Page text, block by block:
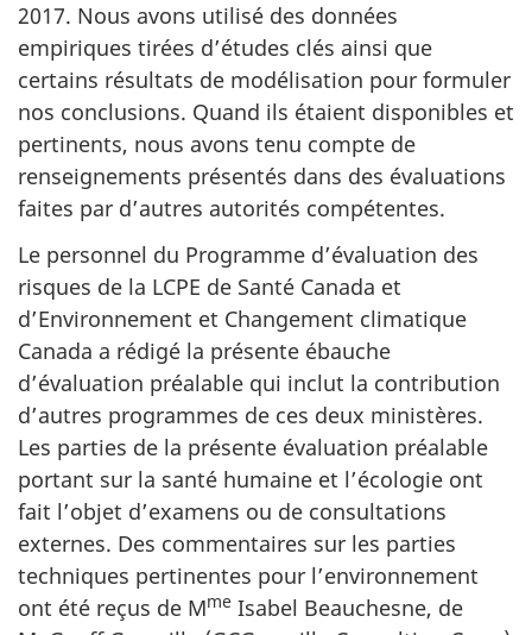
2017. Nous avons utilisé des données
empiriques tirées d’études clés ainsi que
certains résultats de modélisation pour formuler
nos conclusions. Quand ils étaient disponibles et
pertinents, nous avons tenu compte de
renseignements présentés dans des évaluations
faites par d’autres autorités compétentes.
Le personnel du Programme d’évaluation des
risques de la LCPE de Santé Canada et
d’Environnement et Changement climatique
Canada a rédigé la présente ébauche
d’évaluation préalable qui inclut la contribution
d’autres programmes de ces deux ministères.
Les parties de la présente évaluation préalable
portant sur la santé humaine et l’écologie ont
fait l’objet d’examens ou de consultations
externes. Des commentaires sur les parties
techniques pertinentes pour l’environnement
ont été reçus de Mme Isabel Beauchesne, de